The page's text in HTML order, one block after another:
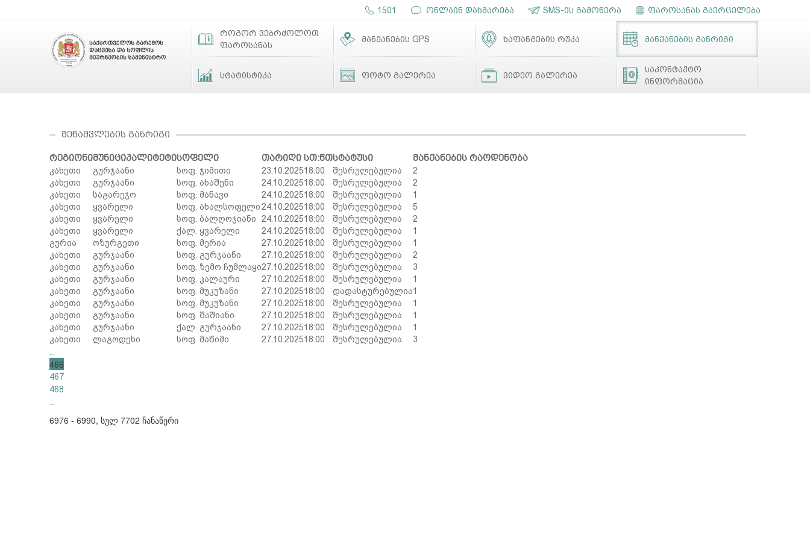
ფაროსანას გავრცელება
SMS-ის გამოწერა
ონლაინ დახმარება
1501
როგორ ვებრძოლოთ
ფაროსანას
მანქანების GPS ხაფანგების რუკა მანქანების განრიგი
სტატისტიკა ფოტო გალერეა ვიდეო გალერეა
საკონტაქტო
ინფორმაცია
ᲨᲔᲬᲐᲛᲕᲚᲔᲑᲘᲡ ᲒᲐᲜᲠᲘᲒᲘ
რეგიონიმუნიციპალიტეტისოფელი თარიღი სთ:წთსტატუსი მანქანების რაოდენობა
კახეთი გურჯაანი სოფ. ჯიმითი 23.10.202518:00 შესრულებულია
2
კახეთი
გურჯაანი სოფ. ახაშენი 24.10.202518:00 შესრულებულია
2
კახეთი
საგარეჯო სოფ. მანავი 24.10.202518:00 შესრულებულია
1
კახეთი
ყვარელი სოფ. ახალსოფელი 24.10.202518:00 შესრულებულია
5
კახეთი
ყვარელი სოფ. ბალღოჯიანი 24.10.202518:00 შესრულებულია
2
კახეთი
ყვარელი ქალ. ყვარელი 24.10.202518:00 შესრულებულია
1
გურია
ოზურგეთი სოფ. მერია 27.10.202518:00 შესრულებულია
1
კახეთი
გურჯაანი სოფ. გურჯაანი 27.10.202518:00 შესრულებულია
2
კახეთი
გურჯაანი სოფ. ზემო ჩუმლაყი27.10.202518:00 შესრულებულია
3
კახეთი
გურჯაანი სოფ. კალაური 27.10.202518:00 შესრულებულია
1
კახეთი
გურჯაანი სოფ. მუკუზანი 27.10.202518:00 დადასტურებულია1
კახეთი
გურჯაანი სოფ. მუკუზანი 27.10.202518:00 შესრულებულია
1
კახეთი
გურჯაანი სოფ. შაშიანი 27.10.202518:00 შესრულებულია
1
კახეთი
გურჯაანი ქალ. გურჯაანი 27.10.202518:00 შესრულებულია
1
კახეთი
ლაგოდეხი სოფ. მაწიმი 27.10.202518:00 შესრულებულია
3
466
467
468
6976 - 6990, სულ 7702 ჩანაწერი